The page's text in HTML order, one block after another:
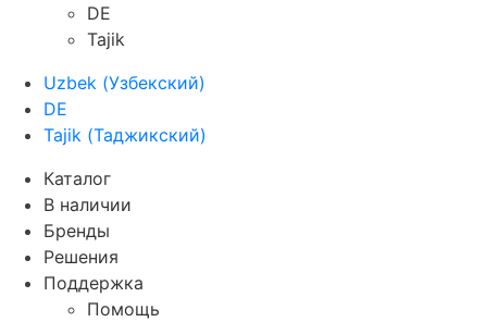
DE
Tajik
Uzbek (Узбекский)
DE
Tajik (Таджикский)
Каталог
В наличии
Бренды
Решения
Поддержка
Помощь